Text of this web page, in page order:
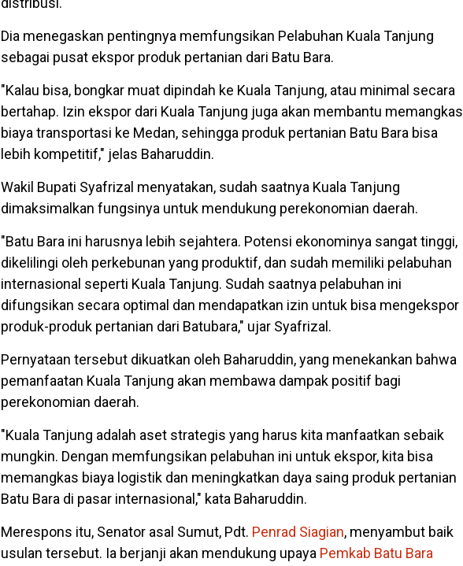
Dia menegaskan pentingnya memfungsikan Pelabuhan Kuala Tanjung
sebagai pusat ekspor produk pertanian dari Batu Bara.
"Kalau bisa, bongkar muat dipindah ke Kuala Tanjung, atau minimal secara
bertahap. Izin ekspor dari Kuala Tanjung juga akan membantu memangkas
biaya transportasi ke Medan, sehingga produk pertanian Batu Bara bisa
lebih kompetitif," jelas Baharuddin.
Wakil Bupati Syafrizal menyatakan, sudah saatnya Kuala Tanjung
dimaksimalkan fungsinya untuk mendukung perekonomian daerah.
"Batu Bara ini harusnya lebih sejahtera. Potensi ekonominya sangat tinggi,
dikelilingi oleh perkebunan yang produktif, dan sudah memiliki pelabuhan
internasional seperti Kuala Tanjung. Sudah saatnya pelabuhan ini
difungsikan secara optimal dan mendapatkan izin untuk bisa mengekspor
produk-produk pertanian dari Batubara," ujar Syafrizal.
Pernyataan tersebut dikuatkan oleh Baharuddin, yang menekankan bahwa
pemanfaatan Kuala Tanjung akan membawa dampak positif bagi
perekonomian daerah.
"Kuala Tanjung adalah aset strategis yang harus kita manfaatkan sebaik
mungkin. Dengan memfungsikan pelabuhan ini untuk ekspor, kita bisa
memangkas biaya logistik dan meningkatkan daya saing produk pertanian
Batu Bara di pasar internasional," kata Baharuddin.
Merespons itu, Senator asal Sumut, Pdt. Penrad Siagian, menyambut baik
usulan tersebut. Ia berjanji akan mendukung upaya Pemkab Batu Bara